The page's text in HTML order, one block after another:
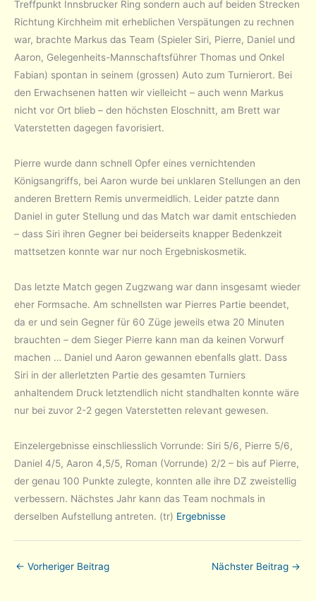
Treffpunkt Innsbrucker Ring sondern auch auf beiden Strecken
Richtung Kirchheim mit erheblichen Verspätungen zu rechnen
war, brachte Markus das Team (Spieler Siri, Pierre, Daniel und
Aaron, Gelegenheits-Mannschaftsführer Thomas und Onkel
Fabian) spontan in seinem (grossen) Auto zum Turnierort. Bei
den Erwachsenen hatten wir vielleicht – auch wenn Markus
nicht vor Ort blieb – den höchsten Eloschnitt, am Brett war
Vaterstetten dagegen favorisiert.
Pierre wurde dann schnell Opfer eines vernichtenden
Königsangriffs, bei Aaron wurde bei unklaren Stellungen an den
anderen Brettern Remis unvermeidlich. Leider patzte dann
Daniel in guter Stellung und das Match war damit entschieden
– dass Siri ihren Gegner bei beiderseits knapper Bedenkzeit
mattsetzen konnte war nur noch Ergebniskosmetik.
Das letzte Match gegen Zugzwang war dann insgesamt wieder
eher Formsache. Am schnellsten war Pierres Partie beendet,
da er und sein Gegner für 60 Züge jeweils etwa 20 Minuten
brauchten – dem Sieger Pierre kann man da keinen Vorwurf
machen … Daniel und Aaron gewannen ebenfalls glatt. Dass
Siri in der allerletzten Partie des gesamten Turniers
anhaltendem Druck letztendlich nicht standhalten konnte wäre
nur bei zuvor 2-2 gegen Vaterstetten relevant gewesen.
Einzelergebnisse einschliesslich Vorrunde: Siri 5/6, Pierre 5/6,
Daniel 4/5, Aaron 4,5/5, Roman (Vorrunde) 2/2 – bis auf Pierre,
der genau 100 Punkte zulegte, konnten alle ihre DZ zweistellig
verbessern. Nächstes Jahr kann das Team nochmals in
derselben Aufstellung antreten. (tr) Ergebnisse
← Vorheriger Beitrag Nächster Beitrag →